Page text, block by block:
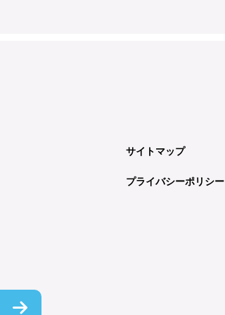
サイトマップ
プライバシーポリシー